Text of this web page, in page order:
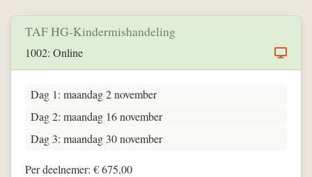
TAF HG-Kindermishandeling
1002: Online
Dag 1: maandag 2 november
Dag 2: maandag 16 november
Dag 3: maandag 30 november
Per deelnemer: € 675,00